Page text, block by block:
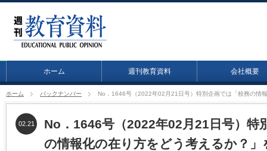
ホーム 週刊教育資料 会社概要
ホーム バックナンバー No．1646号（2022年02月21日号）特別企画では「校務の情
No．1646号（2022年02月21日号）特
の情報化の在り方をどう考えるか？」
02.21